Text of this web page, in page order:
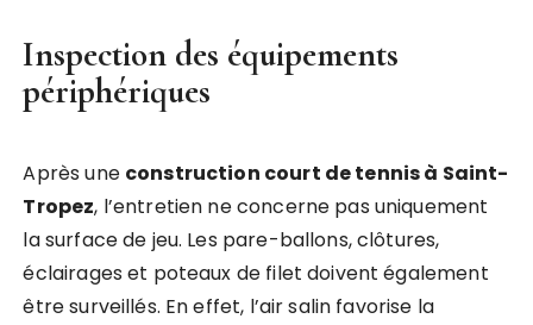
Inspection des équipements
périphériques
Après une construction court de tennis à Saint-
Tropez, l’entretien ne concerne pas uniquement
la surface de jeu. Les pare-ballons, clôtures,
éclairages et poteaux de filet doivent également
être surveillés. En effet, l’air salin favorise la